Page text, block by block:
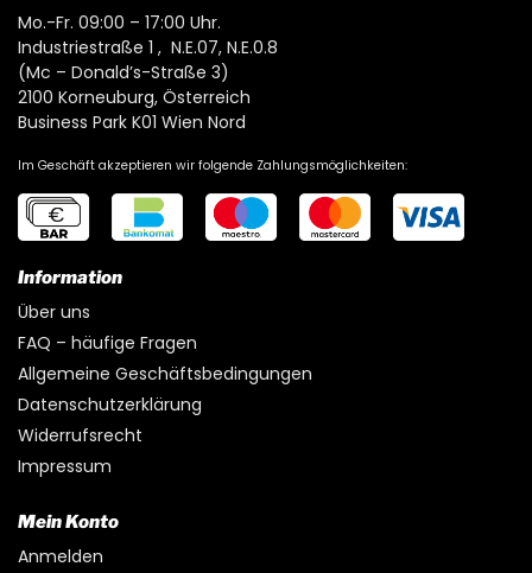
Mo.-Fr. 09:00 – 17:00 Uhr.
Industriestraße 1 , N.E.07, N.E.0.8
(Mc – Donald’s-Straße 3)
2100 Korneuburg, Österreich
Business Park K01 Wien Nord
Im Geschäft akzeptieren wir folgende Zahlungsmöglichkeiten:
Information
Über uns
FAQ – häufige Fragen
Allgemeine Geschäftsbedingungen
Datenschutzerklärung
Widerrufsrecht
Impressum
Mein Konto
Anmelden